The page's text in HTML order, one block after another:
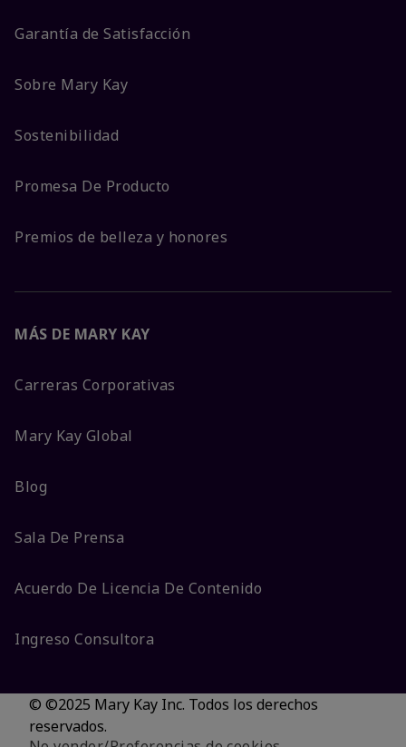
Garantía de Satisfacción
Sobre Mary Kay
Sostenibilidad
Promesa De Producto
Premios de belleza y honores
MÁS DE MARY KAY
Carreras Corporativas
Mary Kay Global
Blog
Sala De Prensa
Acuerdo De Licencia De Contenido
Ingreso Consultora
© ©2025 Mary Kay Inc. Todos los derechos
reservados.